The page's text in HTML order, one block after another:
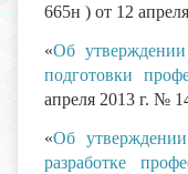
665н ) от 12
«Об
подготовки
апреля 2013 г. №
«Об
разработке